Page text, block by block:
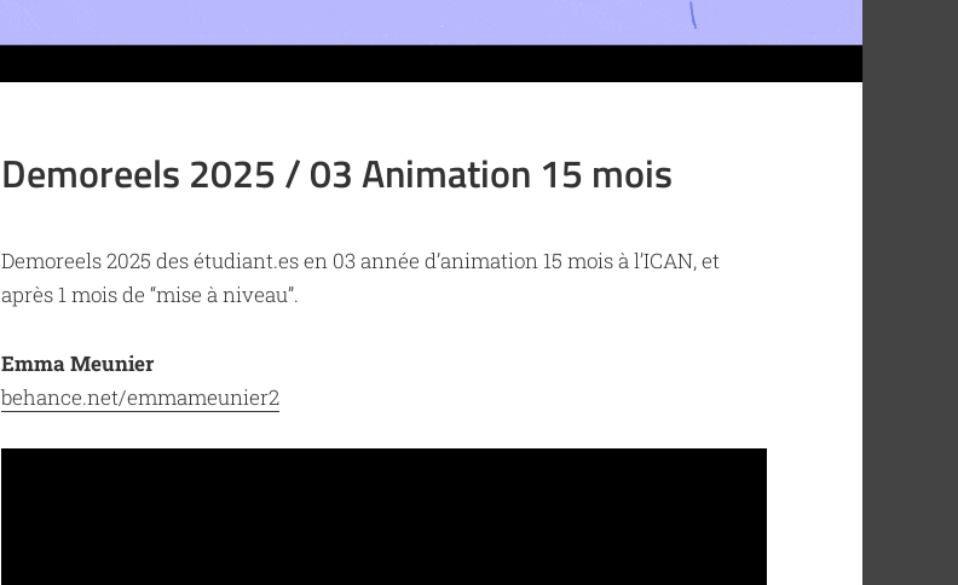
Demoreels 2025 / 03 Animation 15 mois
Demoreels 2025 des étudiant.es en 03 année d’animation 15 mois à l’ICAN, et
après 1 mois de “mise à niveau”.
Emma Meunier
behance.net/emmameunier2